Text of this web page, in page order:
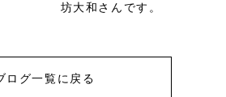
坊大和さんです。
ログ一覧に戻る